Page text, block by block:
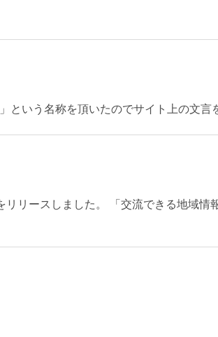
という名称を頂いたのでサイト上の文言
リースしました。 「交流できる地域